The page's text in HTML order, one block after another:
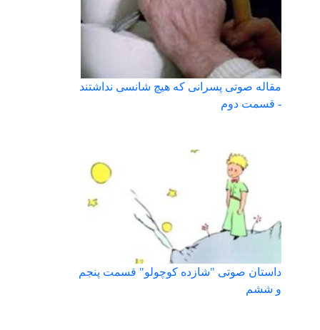
مقاله صوتی پسرانی كه هيچ شانسی نداشتند
- قسمت دوم
داستان صوتی "شازده کوچولو" قسمت پنجم
و ششم